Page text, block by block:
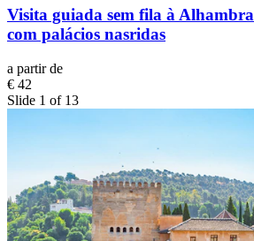
Visita guiada sem fila à Alhambra
com palácios nasridas
a partir de
€ 42
Slide 1 of 13